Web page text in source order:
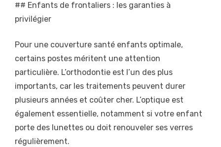
## Enfants de frontaliers : les garanties à
privilégier
Pour une couverture santé enfants optimale,
certains postes méritent une attention
particulière. L’orthodontie est l’un des plus
importants, car les traitements peuvent durer
plusieurs années et coûter cher. L’optique est
également essentielle, notamment si votre enfant
porte des lunettes ou doit renouveler ses verres
régulièrement.